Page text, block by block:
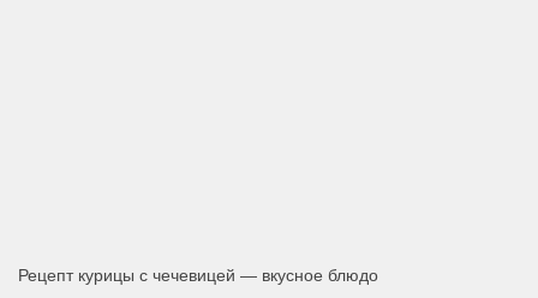
Рецепт курицы с чечевицей — вкусное блюдо